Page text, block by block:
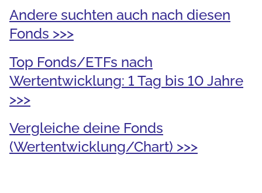
Andere suchten auch nach diesen
Fonds >>>
Top Fonds/ETFs nach
Wertentwicklung: 1 Tag bis 10 Jahre
>>>
Vergleiche deine Fonds
(Wertentwicklung/Chart) >>>